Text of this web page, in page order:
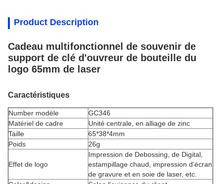
Product Description
Cadeau multifonctionnel de souvenir de
support de clé d'ouvreur de bouteille du
logo 65mm de laser
Caractéristiques
Number modèle
GC346
Matériel de cadre
Unité centrale, en alliage de zinc
Taille
65*38*4mm
Poids
26g
Effet de logo
Impression de Debossing, de Digital,
estampillage chaud, impression d'écran
de gravure et en soie de laser, etc.